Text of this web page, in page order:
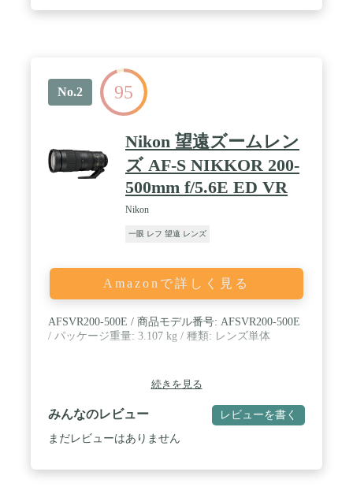
No.2 95
Nikon 望遠ズームレン
ズ AF-S NIKKOR 200-
500mm f/5.6E ED VR
Nikon
一眼 レフ 望遠 レンズ
Amazonで詳しく見る
AFSVR200-500E / 商品モデル番号: AFSVR200-500E
/ パッケージ重量: 3.107 kg / 種類: レンズ単体
続きを見る
みんなのレビュー レビューを書く
まだレビューはありません